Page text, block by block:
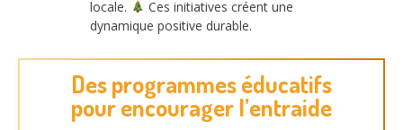
locale.
Ces initiatives créent une
dynamique positive durable.
Des programmes éducatifs
pour encourager l’entraide